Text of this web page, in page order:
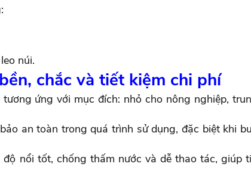
núi.
chắc và tiết kiệm chi phí
ứng với mục đích: nhỏ cho nông nghiệp,
an toàn trong quá trình sử dụng, đặc biệt khi
nổi tốt, chống thấm nước và dễ thao tác, giúp